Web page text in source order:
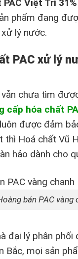
PAC Việt Trì 31%
phẩm đang
lý nước.
PAC xử lý
vẫn chưa tìm
cấp hóa chất
được đảm
thì Hoá chất Vũ
hảo dành cho
bán PAC vàng
đại lý phân phối
Bắc, mọi sản